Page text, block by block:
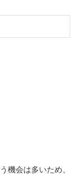
機会は多いため、